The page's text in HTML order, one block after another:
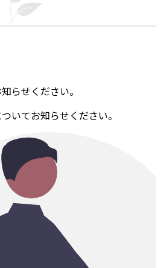
らせください。
いてお知らせください。